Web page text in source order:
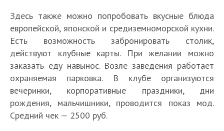
Здесь также можно попробовать вкусные блюда
европейской, японской и средиземноморской кухни.
Есть возможность забронировать столик,
действуют клубные карты. При желании можно
заказать еду навынос. Возле заведения работает
охраняемая парковка. В клубе организуются
вечеринки, корпоративные праздники, дни
рождения, мальчишники, проводится показ мод.
Средний чек — 2500 руб.